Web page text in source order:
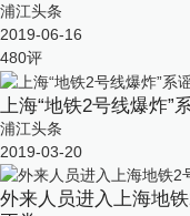
浦江头条
2019-06-16
480评
上海“地铁2号线爆炸
浦江头条
2019-03-20
外来人员进入上海地